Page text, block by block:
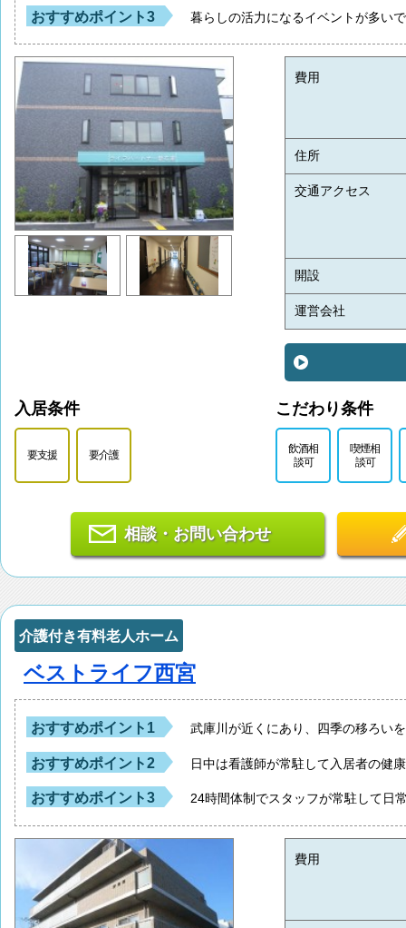
おすすめポイント3 暮らしの活力になるイベントが多い
費用
住所
交通アクセス
開設
運営会社
入居条件
要支援 要介護
こだわり条件
飲酒相
談可
喫煙相
談可
相談・お問い合わせ
介護付き有料老人ホーム
ベストライフ西宮
おすすめポイント1 武庫川が近くにあり、四季の移ろい
おすすめポイント2 日中は看護師が常駐して入居者の健
おすすめポイント3 24時間体制でスタッフが常駐して日
費用